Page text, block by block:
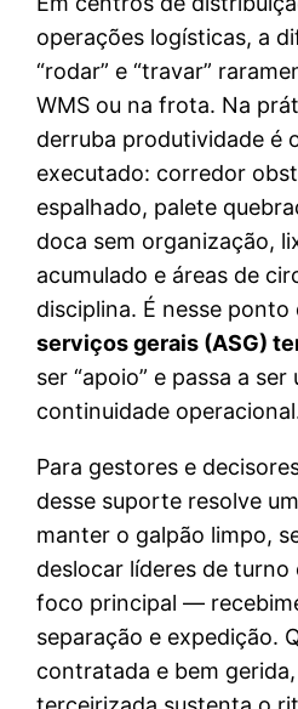
operações logísticas, a
“rodar” e “travar”
WMS ou na frota. Na
derruba produtividade é
executado: corredor
espalhado, palete
doca sem organização,
acumulado e áreas de
disciplina. É nesse
serviços gerais (ASG)
ser “apoio” e passa a ser
continuidade
Para gestores e
desse suporte resolve
manter o galpão limpo,
deslocar líderes de turno
foco principal —
separação e expedição.
contratada e bem